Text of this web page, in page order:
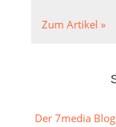
Zum Artikel »
Der 7media